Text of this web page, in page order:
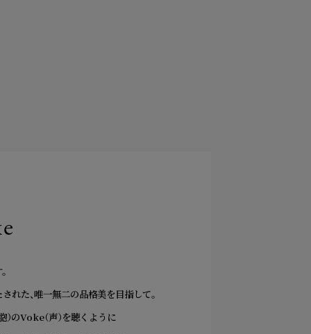
れた、唯一無二の品格美を目指して。
のVoke（声）を聴くように